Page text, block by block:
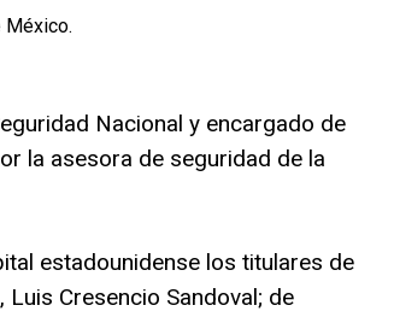
México.
Nacional y encargado de
la asesora de seguridad de la
estadounidense los titulares de
Cresencio Sandoval; de